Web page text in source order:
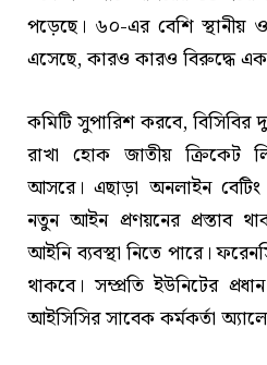
পড়েছে। ৬০-এর বেশি স্থানীয়
এসেছে, কারও কারও বিরুদ্ধে
কমিটি সুপারিশ করবে, বিসিবির
রাখা হোক জাতীয় ক্রিকেট
আসরে। এছাড়া অনলাইন বেটিং
নতুন আইন প্রণয়নের প্রস্তাব
আইনি ব্যবস্থা নিতে পারে।
থাকবে। সম্প্রতি ইউনিটের
আইসিসির সাবেক কর্মকর্তা